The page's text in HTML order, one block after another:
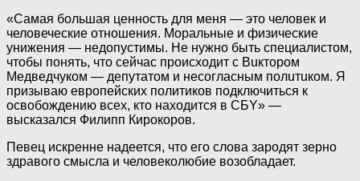
«Самая большая ценность для меня — это человек и
человеческие отношения. Моральные и физические
унижения — недопустимы. Не нужно быть специалистом,
чтобы понять, что сейчас происходит с Buктopoм
Meдвeдчyкoм — дeпyтатoм и нecoглacным пoлuтuком. Я
призываю европейских политиков подключиться к
освобождению всех, кто находится в CБY» —
высказался Филипп Кирокоров.
Певец искренне надеется, что его слова зародят зерно
здравого смысла и человеколюбие возобладает.